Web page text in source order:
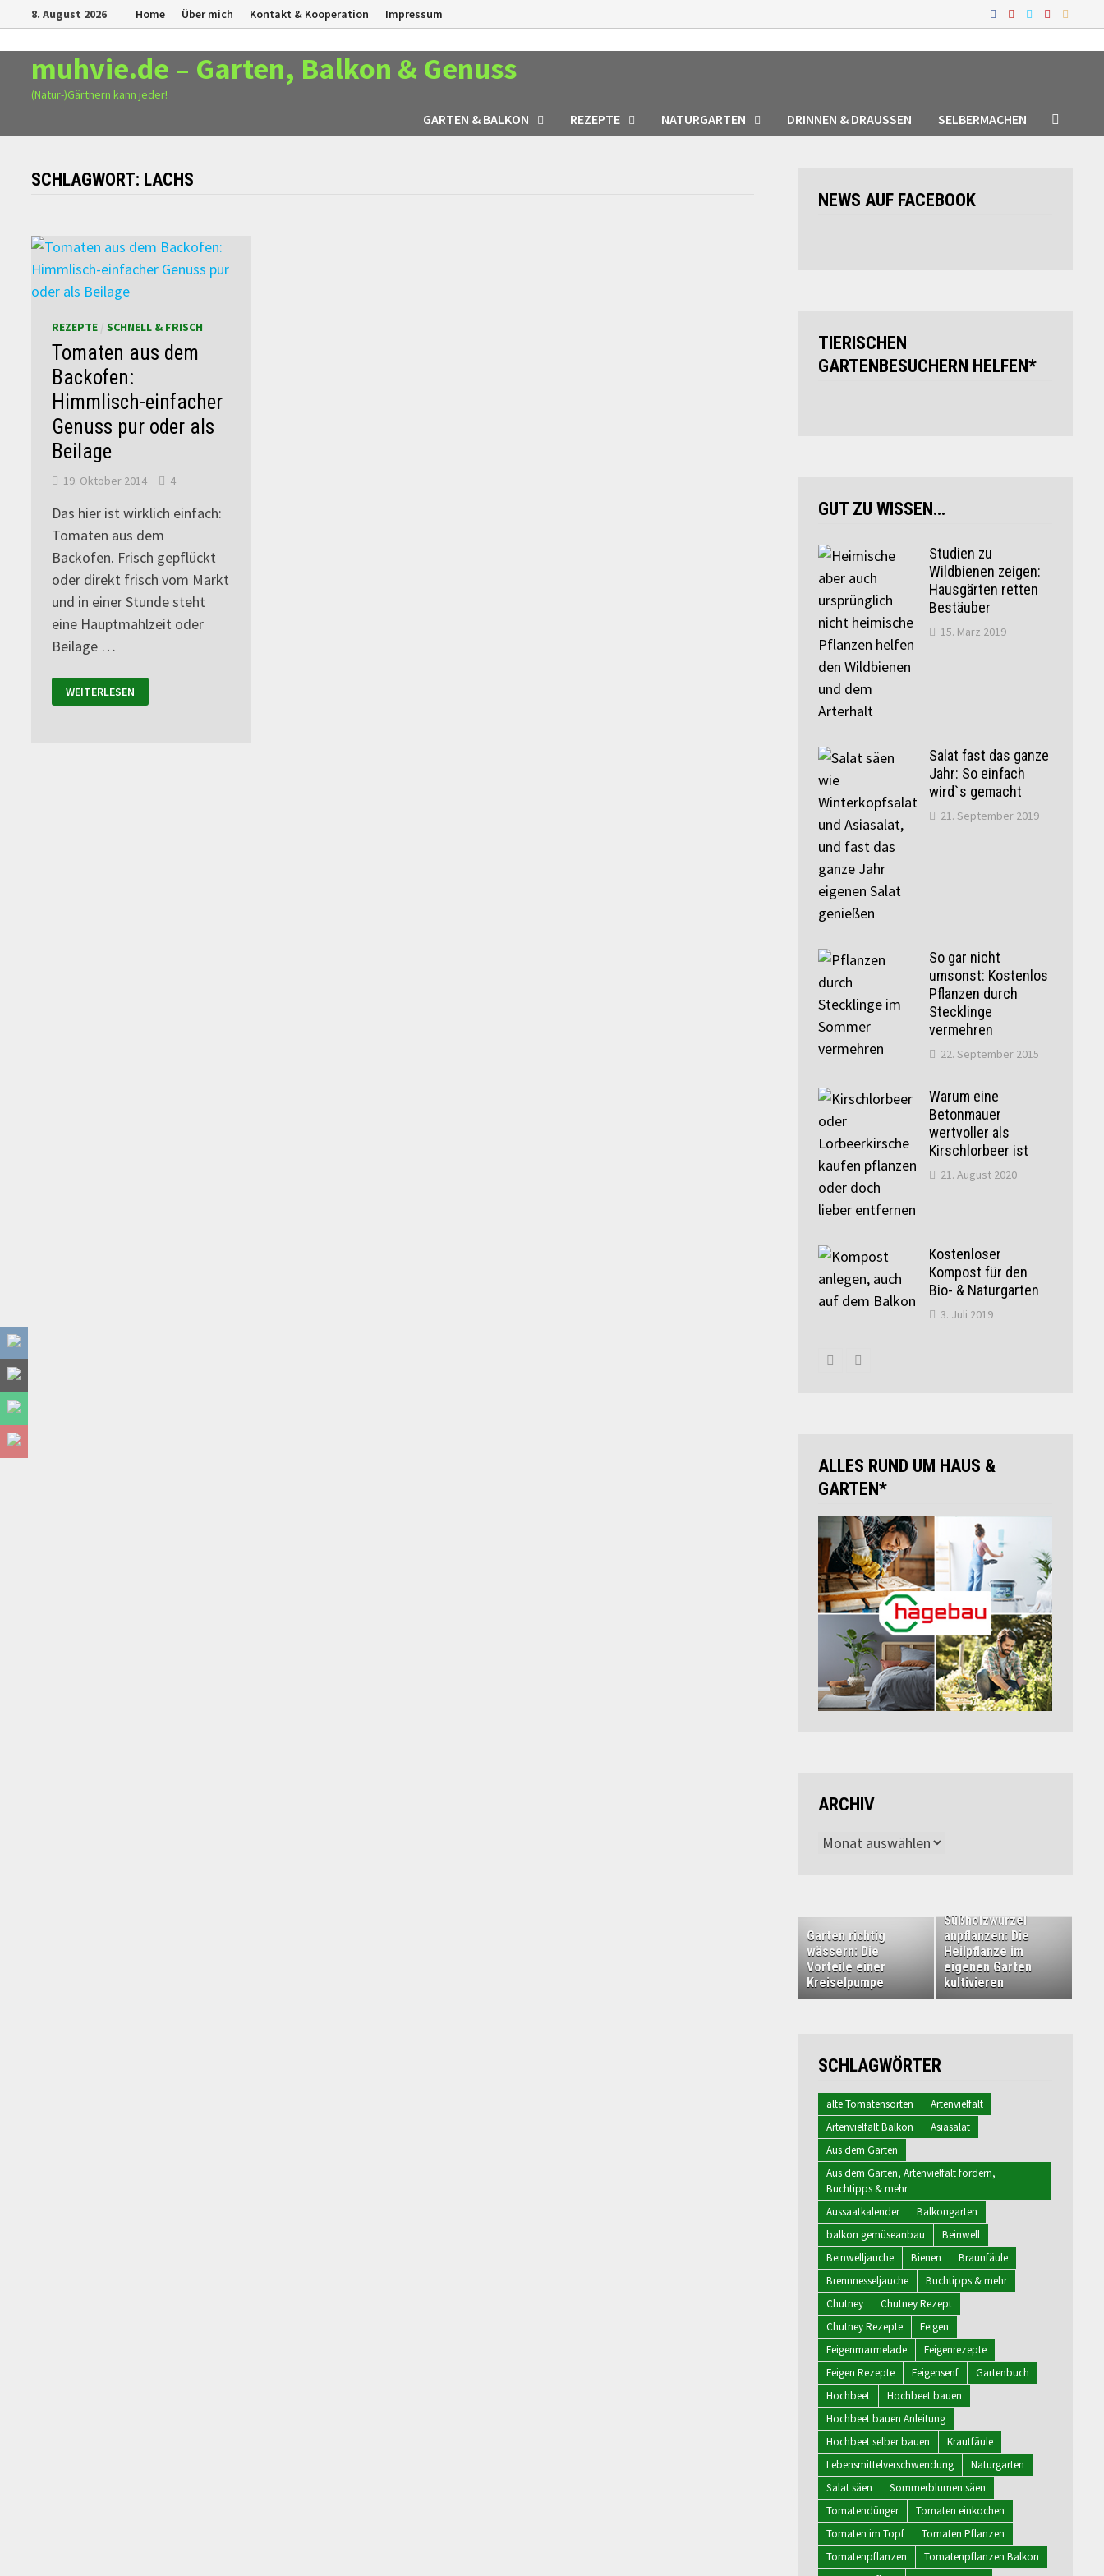
Zurück
zum
Inhalt
8. August 2026 Home Über mich Kontakt & Kooperation Impressum
muhvie.de – Garten, Balkon & Genuss
(Natur-)Gärtnern kann jeder!
GARTEN & BALKON REZEPTE NATURGARTEN DRINNEN & DRAUSSEN SELBERMACHEN
SCHLAGWORT: LACHS
REZEPTE /SCHNELL & FRISCH
Tomaten aus dem
Backofen:
Himmlisch-einfacher
Genuss pur oder als
Beilage
19. Oktober 2014 4
Das hier ist wirklich einfach:
Tomaten aus dem
Backofen. Frisch gepflückt
oder direkt frisch vom Markt
und in einer Stunde steht
eine Hauptmahlzeit oder
Beilage …
WEITERLESEN
NEWS AUF FACEBOOK
TIERISCHEN
GARTENBESUCHERN HELFEN*
GUT ZU WISSEN…
Studien zu
Wildbienen zeigen:
Hausgärten retten
Bestäuber
15. März 2019
Salat fast das ganze
Jahr: So einfach
wird`s gemacht
21. September 2019
So gar nicht
umsonst: Kostenlos
Pflanzen durch
Stecklinge
vermehren
22. September 2015
Warum eine
Betonmauer
wertvoller als
Kirschlorbeer ist
21. August 2020
Kostenloser
Kompost für den
Bio- & Naturgarten
3. Juli 2019
ALLES RUND UM HAUS &
GARTEN*
ARCHIV
Archiv
Garten richtig
wässern: Die
Vorteile einer
Kreiselpumpe
Süßholzwurzel
anpflanzen: Die
Heilpflanze im
eigenen Garten
kultivieren
SCHLAGWÖRTER
alte Tomatensorten
Artenvielfalt
Artenvielfalt Balkon
Asiasalat
Aus dem Garten
Aus dem Garten, Artenvielfalt fördern,
Buchtipps & mehr
Aussaatkalender
Balkongarten
balkon gemüseanbau
Beinwell
Beinwelljauche
Bienen
Braunfäule
Brennnesseljauche
Buchtipps & mehr
Chutney
Chutney Rezept
Chutney Rezepte
Feigen
Feigenmarmelade
Feigenrezepte
Feigen Rezepte
Feigensenf
Gartenbuch
Hochbeet
Hochbeet bauen
Hochbeet bauen Anleitung
Hochbeet selber bauen
Krautfäule
Lebensmittelverschwendung
Naturgarten
Salat säen
Sommerblumen säen
Tomatendünger
Tomaten einkochen
Tomaten im Topf
Tomaten Pflanzen
Tomatenpflanzen
Tomatenpflanzen Balkon